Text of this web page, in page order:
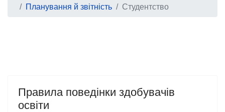
Планування й звітність
Студентство
Правила поведінки здобувачів
освіти